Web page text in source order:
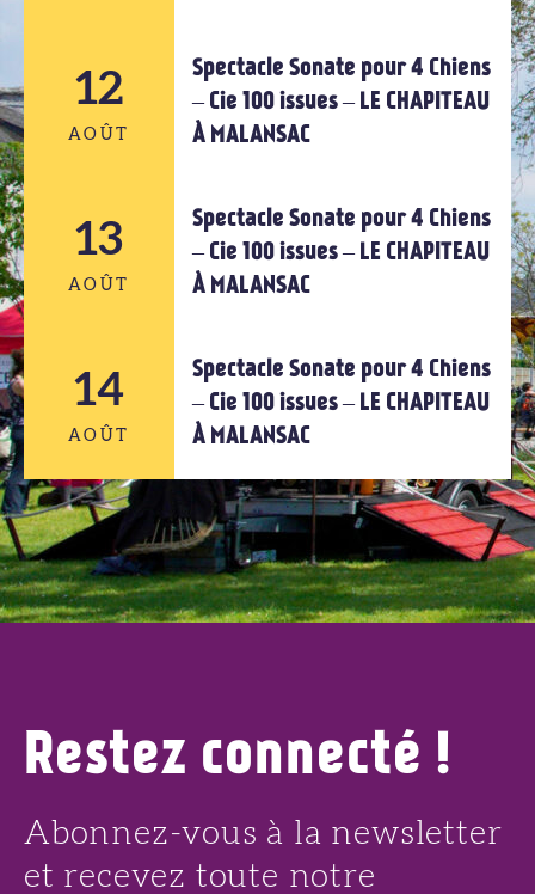
12
AOÛT
12
AOÛT
12
AOÛT
Spectacle Sonate pour 4 Chiens
– Cie 100 issues – LE CHAPITEAU
À MALANSAC
13
AOÛT
13
AOÛT
Spectacle Sonate pour 4 Chiens
– Cie 100 issues – LE CHAPITEAU
À MALANSAC
14
AOÛT
14
AOÛT
Spectacle Sonate pour 4 Chiens
– Cie 100 issues – LE CHAPITEAU
À MALANSAC
Restez connecté !
Abonnez-vous à la newsletter
et recevez toute notre